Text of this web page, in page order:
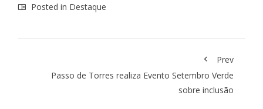
Posted in Destaque
Prev
Passo de Torres realiza Evento Setembro Verde
sobre inclusão